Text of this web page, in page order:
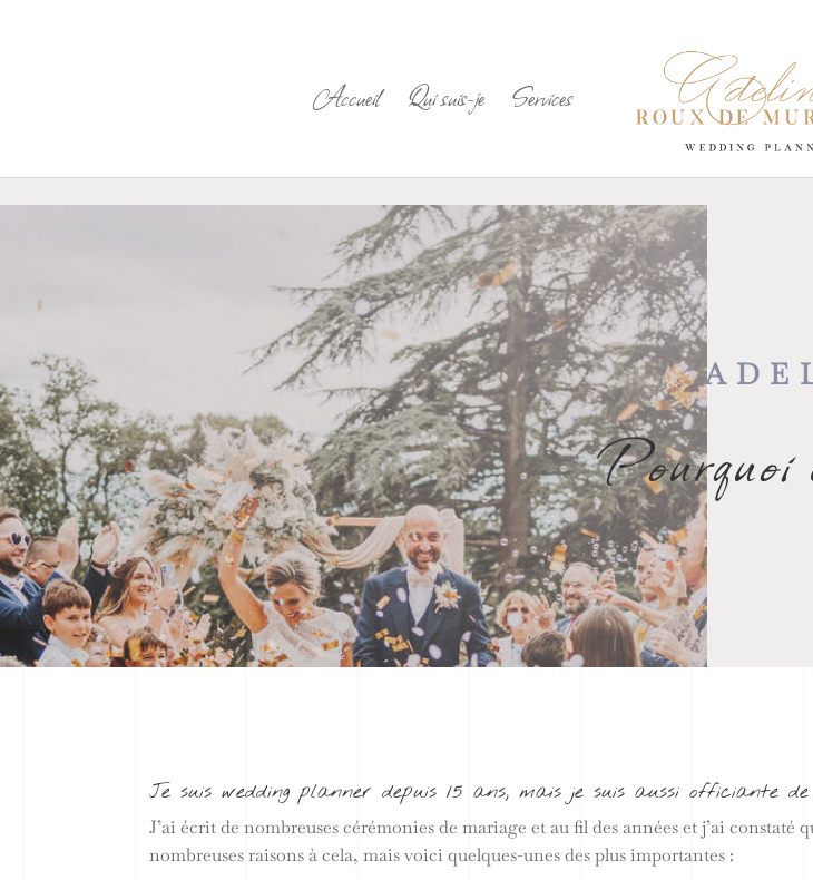
Accueil Qui suis-je Services
Pourquoi
Je suis wedding planner depuis 15 ans, mais je suis aussi officiante de
J’ai écrit de nombreuses cérémonies de mariage et au fil des années et j’ai
nombreuses raisons à cela, mais voici quelques-unes des plus importantes :